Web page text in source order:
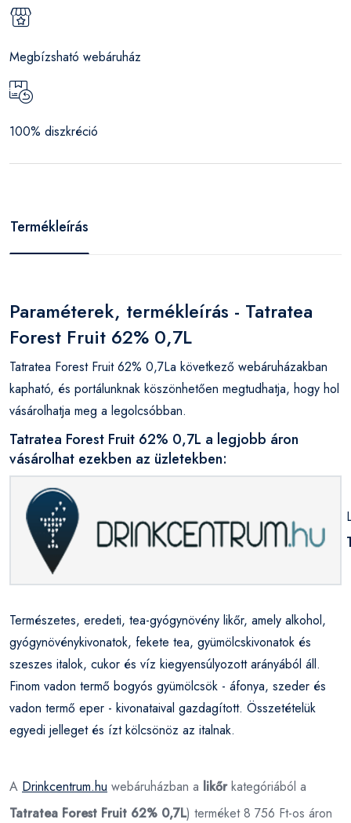
Megbízsható webáruház
100% diszkréció
Termékleírás
Paraméterek, termékleírás - Tatratea
Forest Fruit 62% 0,7L
Tatratea Forest Fruit 62% 0,7La következő webáruházakban
kapható, és portálunknak köszönhetően megtudhatja, hogy hol
vásárolhatja meg a legolcsóbban.
Tatratea Forest Fruit 62% 0,7L a legjobb áron
vásárolhat ezekben az üzletekben:
Természetes, eredeti, tea-gyógynövény likőr, amely alkohol,
gyógynövénykivonatok, fekete tea, gyümölcskivonatok és
szeszes italok, cukor és víz kiegyensúlyozott arányából áll.
Finom vadon termő bogyós gyümölcsök - áfonya, szeder és
vadon termő eper - kivonataival gazdagított. Összetételük
egyedi jelleget és ízt kölcsönöz az italnak.
A Drinkcentrum.hu webáruházban a likőrkategóriából a
Tatratea Forest Fruit 62% 0,7L) terméket 8 756 Ft-os áron